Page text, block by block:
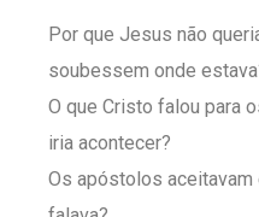
Por que Jesus não
soubessem onde
O que Cristo falou para
iria acontecer?
Os apóstolos